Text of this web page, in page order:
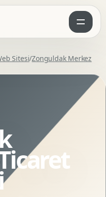
Sitesi/Zonguldak Merkez